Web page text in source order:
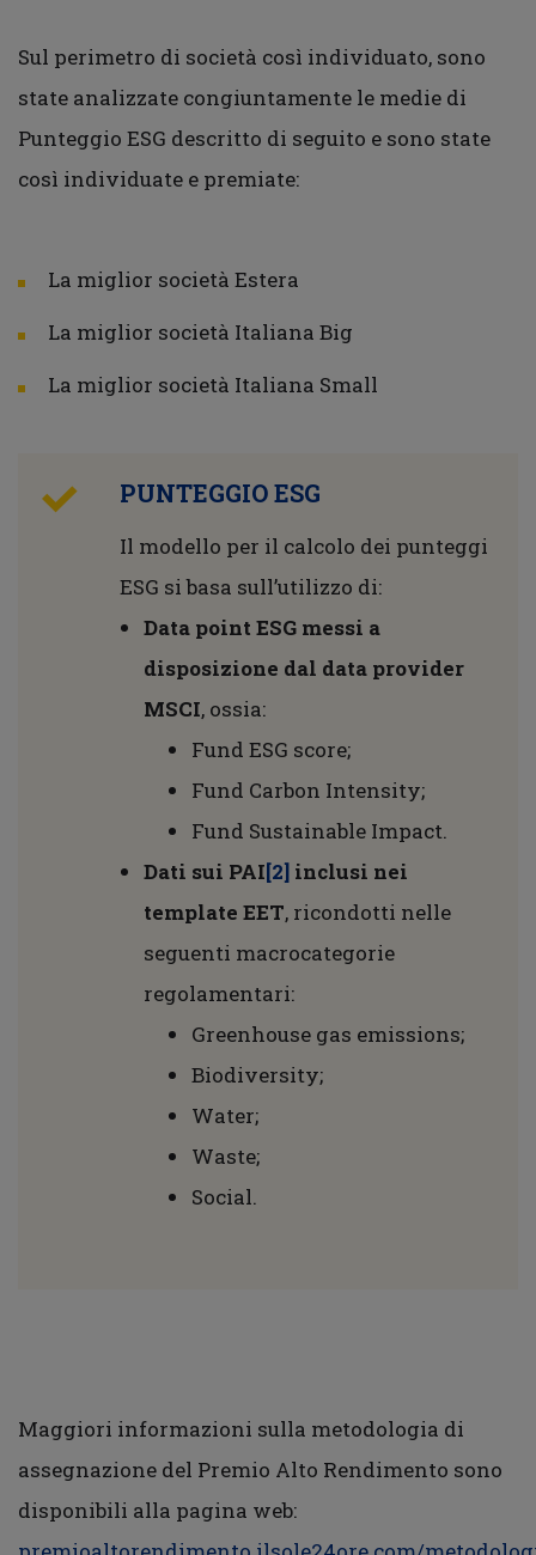
Sul perimetro di società così individuato, sono
state analizzate congiuntamente le medie di
Punteggio ESG descritto di seguito e sono state
così individuate e premiate:
La miglior società Estera
La miglior società Italiana Big
La miglior società Italiana Small
PUNTEGGIO ESG
Il modello per il calcolo dei punteggi
ESG si basa sull’utilizzo di:
Data point ESG messi a
disposizione dal data provider
MSCI, ossia:
Fund ESG score;
Fund Carbon Intensity;
Fund Sustainable Impact.
Dati sui PAI[2]inclusi nei
template EET, ricondotti nelle
seguenti macrocategorie
regolamentari:
Greenhouse gas emissions;
Biodiversity;
Water;
Waste;
Social.
Maggiori informazioni sulla metodologia di
assegnazione del Premio Alto Rendimento sono
disponibili alla pagina web: